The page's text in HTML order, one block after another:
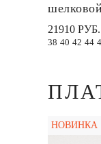
21910 РУБ.
38 40 42 44
НОВИНКА